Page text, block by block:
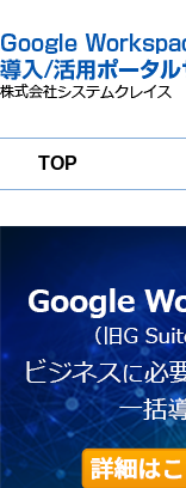
TOP